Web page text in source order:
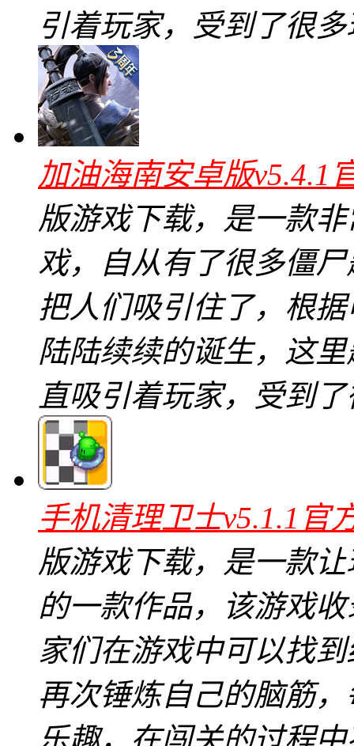
引着玩家，受到了很
加油海南安卓版v5.4.1
版游戏下载，是一款
戏，自从有了很多僵
把人们吸引住了，根
陆陆续续的诞生，这
直吸引着玩家，受到
手机清理卫士v5.1.1官
版游戏下载，是一款
的一款作品，该游戏
家们在游戏中可以找
再次锤炼自己的脑筋